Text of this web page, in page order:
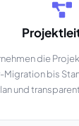
die
Migration bis
und